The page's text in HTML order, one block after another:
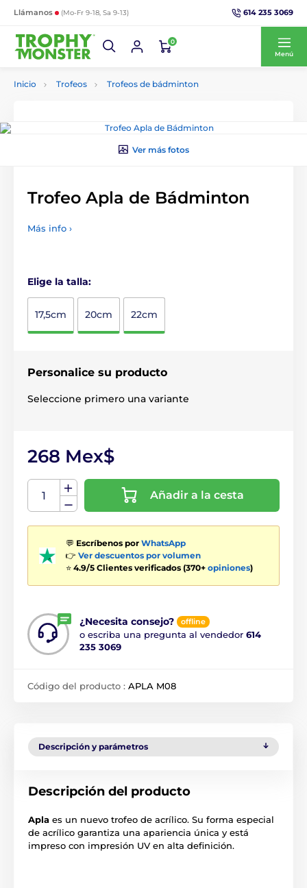
Llámanos (Mo-Fr 9-18, Sa 9-13) 614 235 3069
0
Menú
Inicio Trofeos Trofeos de bádminton
Ver más fotos
Trofeo Apla de Bádminton
Más info ›
Elige la talla:
17,5cm 20cm 22cm
Personalice su producto
Seleccione primero una variante
268 Mex$
Añadir a la cesta
💬 Escríbenos por WhatsApp
👉 Ver descuentos por volumen
⭐ 4.9/5 Clientes verificados (370+ opiniones)
¿Necesita consejo? offline
o escriba una pregunta al vendedor 614
235 3069
Código del producto : APLA M08
Descripción y parámetros
Descripción del producto
Apla es un nuevo trofeo de acrílico. Su forma especial
de acrílico garantiza una apariencia única y está
impreso con impresión UV en alta definición.